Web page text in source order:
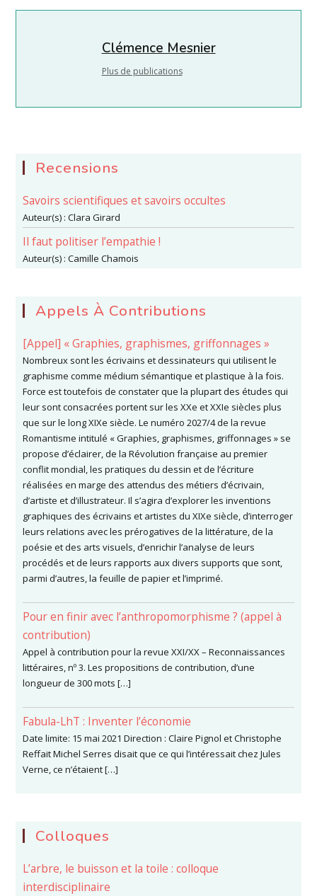
Clémence Mesnier
Plus de publications
Recensions
Savoirs scientifiques et savoirs occultes
Auteur(s) :Clara Girard
Il faut politiser l’empathie !
Auteur(s) :Camille Chamois
Appels À Contributions
[Appel] « Graphies, graphismes, griffonnages »
Nombreux sont les écrivains et dessinateurs qui utilisent le
graphisme comme médium sémantique et plastique à la fois.
Force est toutefois de constater que la plupart des études qui
leur sont consacrées portent sur les XXe et XXIe siècles plus
que sur le long XIXe siècle. Le numéro 2027/4 de la revue
Romantisme intitulé « Graphies, graphismes, griffonnages » se
propose d’éclairer, de la Révolution française au premier
conflit mondial, les pratiques du dessin et de l’écriture
réalisées en marge des attendus des métiers d’écrivain,
d’artiste et d’illustrateur. Il s’agira d’explorer les inventions
graphiques des écrivains et artistes du XIXe siècle, d’interroger
leurs relations avec les prérogatives de la littérature, de la
poésie et des arts visuels, d’enrichir l’analyse de leurs
procédés et de leurs rapports aux divers supports que sont,
parmi d’autres, la feuille de papier et l’imprimé.
Pour en finir avec l’anthropomorphisme ? (appel à
contribution)
Appel à contribution pour la revue XXI/XX – Reconnaissances
littéraires, nº 3. Les propositions de contribution, d’une
longueur de 300 mots […]
Fabula-LhT : Inventer l’économie
Date limite: 15 mai 2021 Direction : Claire Pignol et Christophe
Reffait Michel Serres disait que ce qui l’intéressait chez Jules
Verne, ce n’étaient […]
Colloques
L’arbre, le buisson et la toile : colloque
interdisciplinaire